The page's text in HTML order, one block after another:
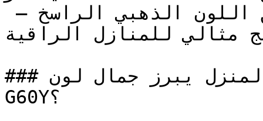
مثالي للمنازل الراقية.
### في أي زوايا المنزل يبرز جمال لون NCS S 3020-
G60Y؟